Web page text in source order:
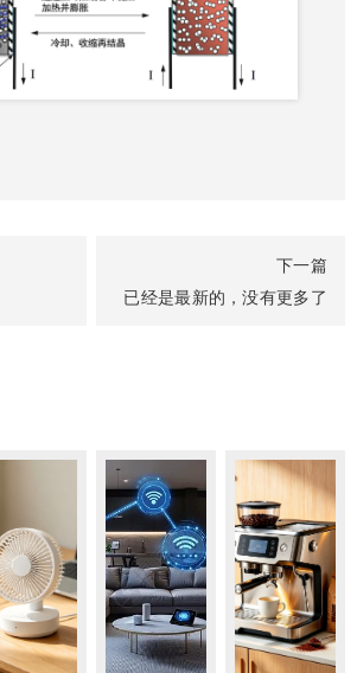
下一篇
已经是最新的，没有更多了